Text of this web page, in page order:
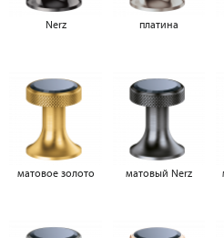
Nerz платина
матовое золото матовый Nerz